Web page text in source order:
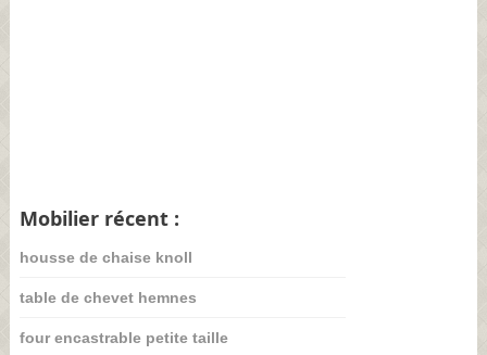
Mobilier récent :
housse de chaise knoll
table de chevet hemnes
four encastrable petite taille